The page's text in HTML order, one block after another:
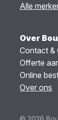
Alle
Over
Contact &
Offerte
Online
Over ons